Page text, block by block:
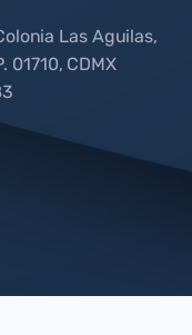
Las Aguilas,
01710, CDMX